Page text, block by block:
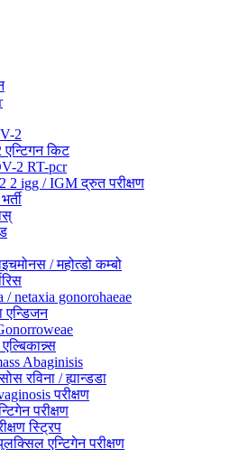
2
किट
2 RT-pcr
2 igg / IGM द्रुत परीक्षण
/ महोत्डो कम्बो
/ netaxia gonorohaeae
एन्डिजन
Abaginisis
रविना / ह्यान्डडा
परीक्षण
परीक्षण
स्ट्रिप
एन्टिगेन परीक्षण